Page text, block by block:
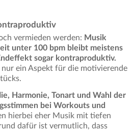
vermieden werden: Musik
unter 100 bpm bleibt meistens
sogar kontraproduktiv.
ein Aspekt für die motivierende
Harmonie, Tonart und Wahl der
bei Workouts und
hierbei eher Musik mit tiefen
dafür ist vermutlich, dass